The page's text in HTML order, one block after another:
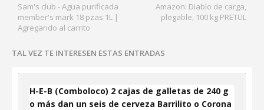
Amazon: Diablo de carga,
plegable, 100 kg PRETUL
Sam's club - Agua purificada
member's mark 18 pzas 1L |
Agregando al carrito
TAL VEZ TE INTERESEN ESTAS ENTRADAS
H-E-B (Comboloco) 2 cajas de galletas de 240 g
o más dan un seis de cerveza Barrilito o Corona